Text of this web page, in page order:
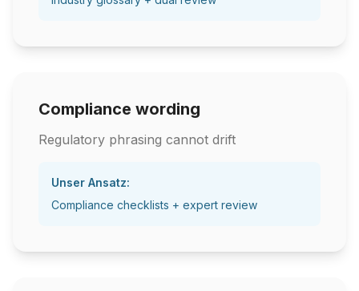
Compliance wording
Regulatory phrasing cannot drift
Unser Ansatz:
Compliance checklists + expert review